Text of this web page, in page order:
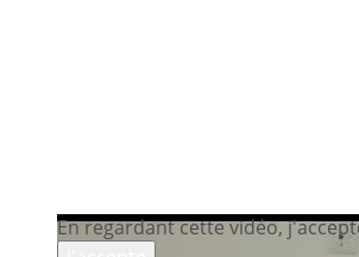
En regardant cette vidéo,